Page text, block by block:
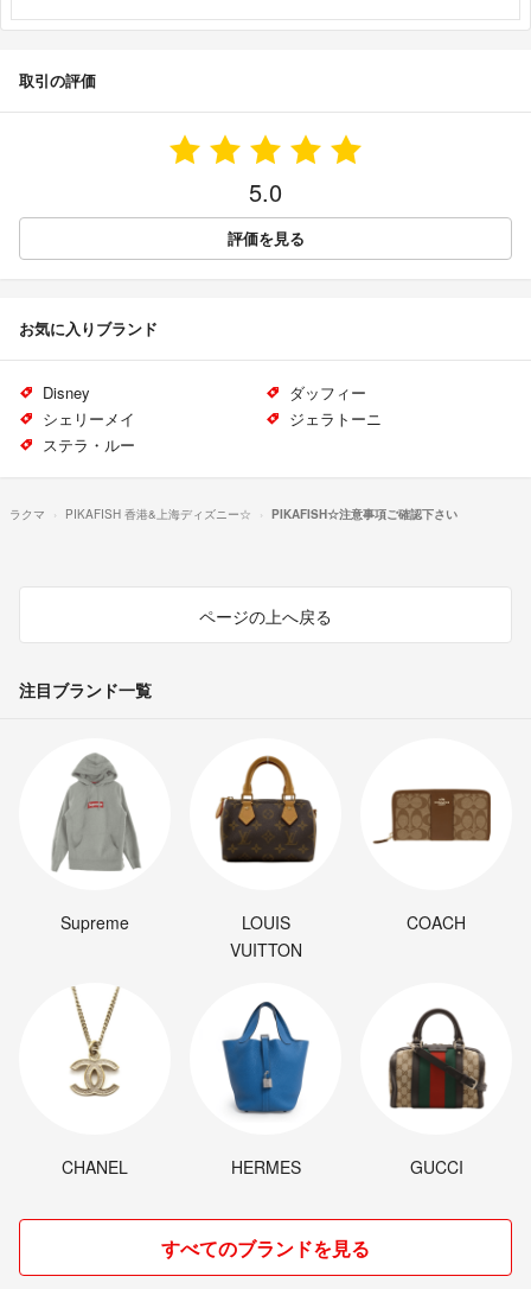
取引の評価
5.0
評価を見る
お気に入りブランド
Disney
ダッフィー
シェリーメイ
ジェラトーニ
ステラ・ルー
ラクマ PIKAFISH 香港&上海ディズニー☆ PIKAFISH☆注意事項ご確認下さい
ページの上へ戻る
注目ブランド一覧
Supreme
LOUIS
VUITTON
COACH
CHANEL HERMES GUCCI
すべてのブランドを見る